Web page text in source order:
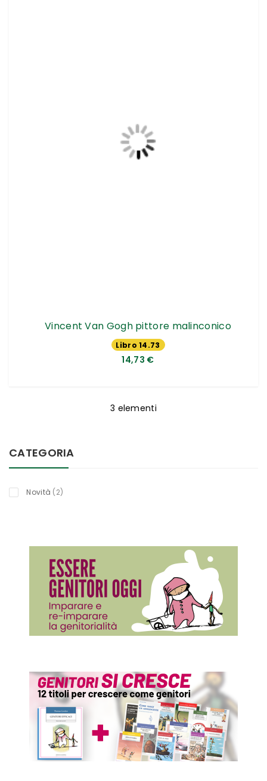
Vincent Van Gogh pittore malinconico
Libro 14.73
€
14,73 €
3 elementi
CATEGORIA
Novità 2oggetti